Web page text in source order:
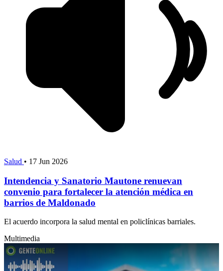
Salud • 17 Jun 2026
Intendencia y Sanatorio Mautone renuevan
convenio para fortalecer la atención médica en
barrios de Maldonado
El acuerdo incorpora la salud mental en policlínicas barriales.
Multimedia